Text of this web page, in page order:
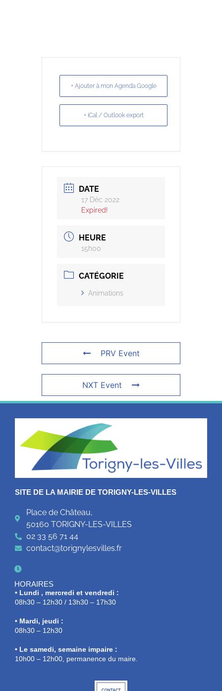
+ Ajouter à mon Agenda Google
+ iCal / Outlook export
DATE
17 Déc 2022
Expired!
HEURE
15h00
CATÉGORIE
Animations
PRV Event
NXT Event
SITE DE LA MAIRIE DE TORIGNY-LES-VILLES
Place de Château,
50160 TORIGNY-LES-VILLES
02 33 56 71 44
contact@torignylesvilles.fr
HORAIRES
• Lundi , mercredi et vendredi :
08h30 – 12h30 / 13h30 – 17h30
• Mardi, jeudi :
08h30 – 12h30
• Le samedi, semaine impaire :
10h00 – 12h00, permanence du maire.